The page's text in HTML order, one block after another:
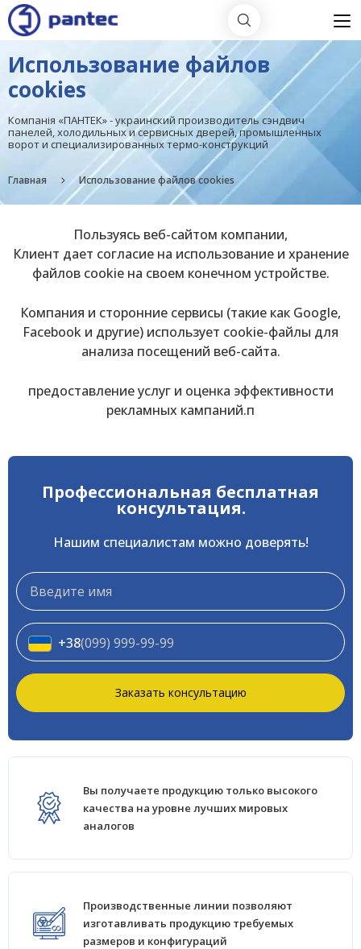
Использование файлов
cookies
Компанія «ПАНТЕК» - украинский производитель сэндвич
панелей, холодильных и сервисных дверей, промышленных
ворот и специализированных термо-конструкций
Главная Использование файлов cookies
Пользуясь веб-сайтом компании,
Клиент дает согласие на использование и хранение
файлов cookie на своем конечном устройстве.
Компания и сторонние сервисы (такие как Google,
Facebook и другие) использует cookie-файлы для
анализа посещений веб-сайта.
предоставление услуг и оценка эффективности
рекламных кампаний.п
Профессиональная бесплатная
консультация.
Нашим специалистам можно доверять!
Телефон
*
*
+38(099) 999-99-99
Заказать консультацию
Вы получаете продукцию только высокого
качества на уровне лучших мировых
аналогов
Производственные линии позволяют
изготавливать продукцию требуемых
размеров и конфигураций